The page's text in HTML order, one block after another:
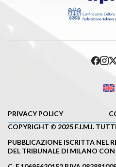
PRIVACY POLICY
COPYRIGHT © 2025 F.I.M.I.
PUBBLICAZIONE ISCRITTA NEL
DEL TRIBUNALE DI MILANO